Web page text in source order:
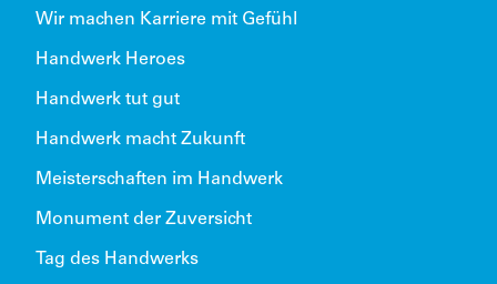
Wir machen Karriere mit Gefühl
Handwerk Heroes
Handwerk tut gut
Handwerk macht Zukunft
Meisterschaften im Handwerk
Monument der Zuversicht
Tag des Handwerks